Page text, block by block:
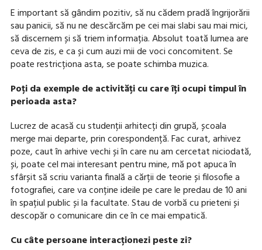
E important să gândim pozitiv, să nu cădem pradă îngrijorării
sau panicii, să nu ne descărcăm pe cei mai slabi sau mai mici,
să discernem și să triem informația. Absolut toată lumea are
ceva de zis, e ca și cum auzi mii de voci concomitent. Se
poate restricționa asta, se poate schimba muzica.
Poți da exemple de activități cu care îți ocupi timpul în
perioada asta?
Lucrez de acasă cu studenții arhitecți din grupă, școala
merge mai departe, prin corespondență. Fac curat, arhivez
poze, caut în arhive vechi și în care nu am cercetat niciodată,
și, poate cel mai interesant pentru mine, mă pot apuca în
sfârșit să scriu varianta finală a cărții de teorie și filosofie a
fotografiei, care va conține ideile pe care le predau de 10 ani
în spațiul public și la facultate. Stau de vorbă cu prieteni și
descopăr o comunicare din ce în ce mai empatică.
Cu câte persoane interacționezi peste zi?